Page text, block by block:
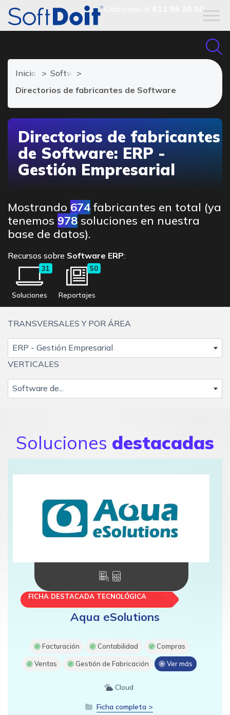
911 98 20 00
Inicio
Software ERP
Directorios de fabricantes de Software
Directorios de fabricantes
de Software: ERP -
Gestión Empresarial
Mostrando 674fabricantes en total (ya
tenemos 978 soluciones en nuestra
base de datos).
Recursos sobre Software ERP:
31
Soluciones
50
Reportajes
TRANSVERSALES Y POR ÁREA
ERP - Gestión Empresarial
VERTICALES
Software de...
Soluciones destacadas
FICHA DESTACADA TECNOLÓGICA
Aqua eSolutions
Facturación Contabilidad Compras
Ventas Gestión de Fabricación Ver más
Cloud
Ficha completa >